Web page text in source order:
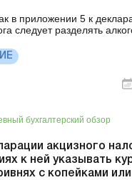
в приложении 5 к
следует разделять
спиртовые дистилляты,
спирта 8,5 %
бухгалтерский обзор
акцизного
к ней указывать
с копейками